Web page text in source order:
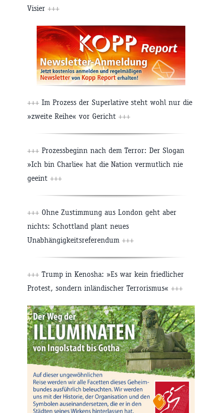
Visier +++
+++ Im Prozess der Superlative steht wohl nur die
»zweite Reihe« vor Gericht +++
+++ Prozessbeginn nach dem Terror: Der Slogan
»Ich bin Charlie« hat die Nation vermutlich nie
geeint +++
+++ Ohne Zustimmung aus London geht aber
nichts: Schottland plant neues
Unabhängigkeitsreferendum +++
+++ Trump in Kenosha: »Es war kein friedlicher
Protest, sondern inländischer Terrorismus« +++